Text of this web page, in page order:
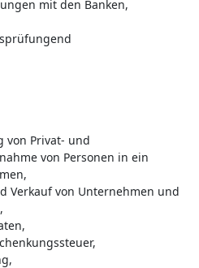
mit den Banken,
von Privat- und
von Personen in ein
Verkauf von Unternehmen und